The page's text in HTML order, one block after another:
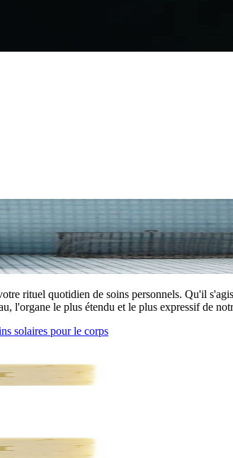
rituel quotidien de soins personnels. Qu'il
l'organe le plus étendu et le plus expressif de
solaires pour le corps